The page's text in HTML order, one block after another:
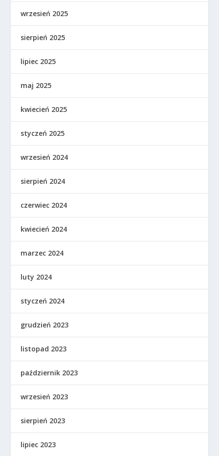
wrzesień 2025
sierpień 2025
lipiec 2025
maj 2025
kwiecień 2025
styczeń 2025
wrzesień 2024
sierpień 2024
czerwiec 2024
kwiecień 2024
marzec 2024
luty 2024
styczeń 2024
grudzień 2023
listopad 2023
październik 2023
wrzesień 2023
sierpień 2023
lipiec 2023